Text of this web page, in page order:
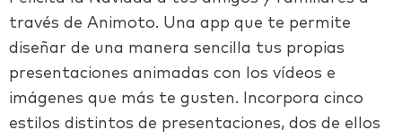
través de Animoto. Una app que te permite
diseñar de una manera sencilla tus propias
presentaciones animadas con los vídeos e
imágenes que más te gusten. Incorpora cinco
estilos distintos de presentaciones, dos de ellos